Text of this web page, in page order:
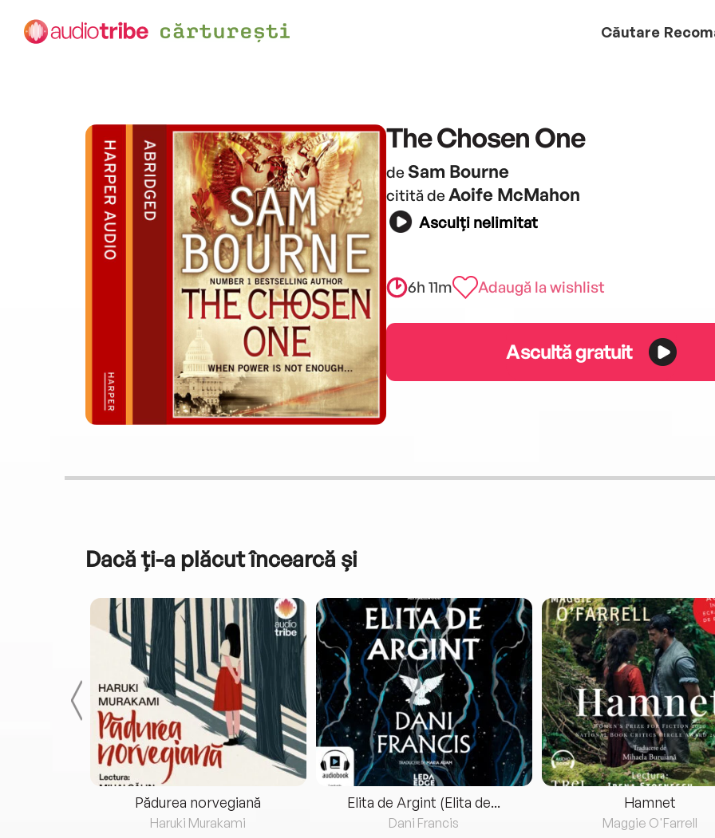
Căutare
The Chosen One
de Sam Bourne
citită de Aoife McMahon
Asculți nelimitat
6h 11m Adaugă la wishlist
Ascultă gratuit
Dacă ți-a plăcut încearcă și
Pădurea norvegiană
Haruki Murakami
Elita de Argint (Elita de...
Dani Francis
Hamnet
Maggie O'Farrell